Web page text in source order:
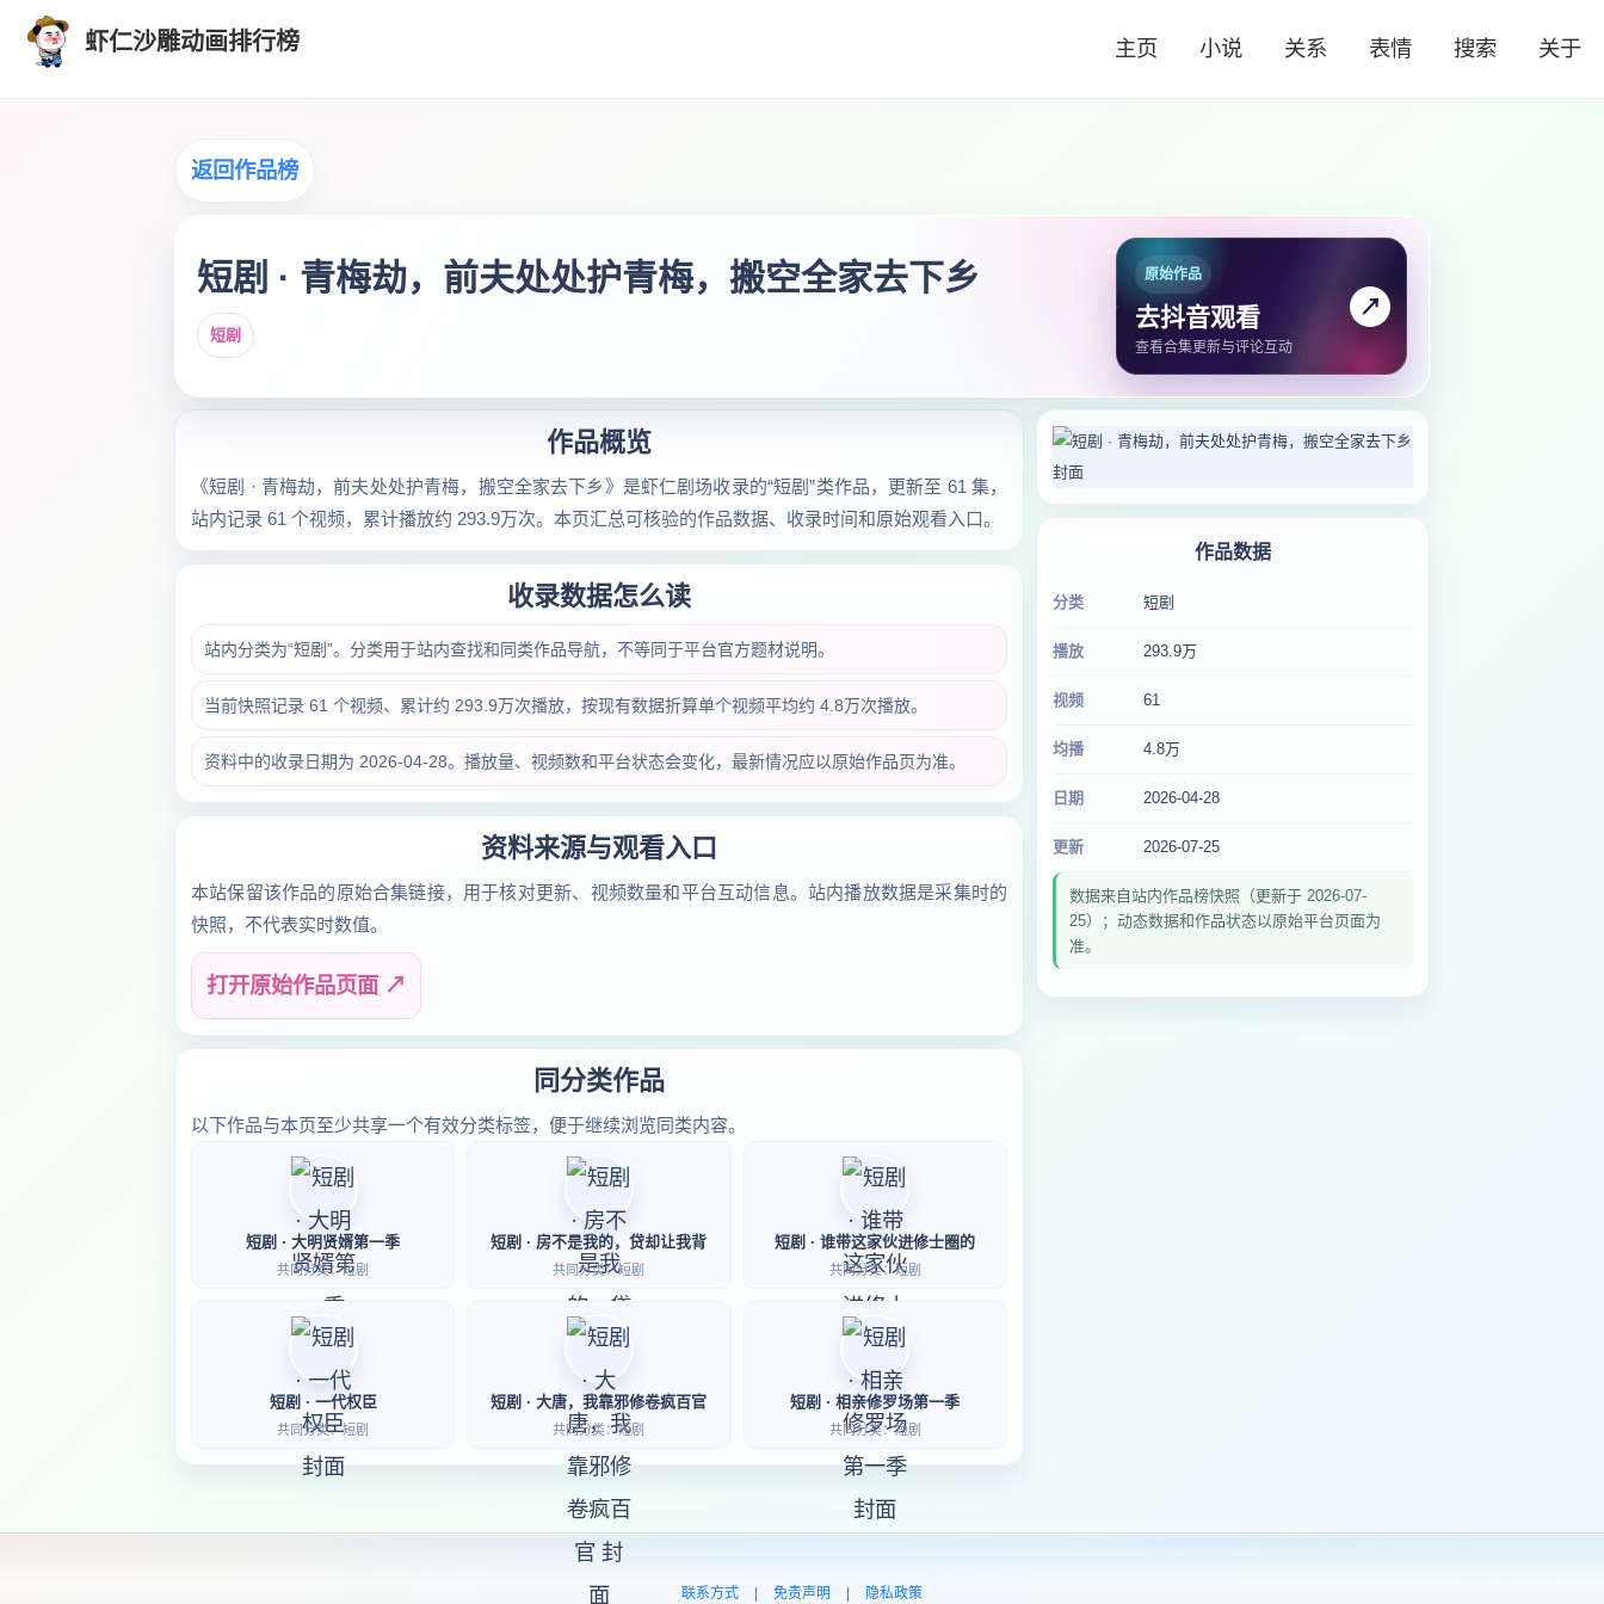
虾仁沙雕动画排行榜 主页 小说 关系 表情 搜索 关于
返回作品榜
短剧 · 青梅劫，前夫处处护青梅，搬空全家去下乡
短剧
原始作品
去抖音观看
查看合集更新与评论互动
↗
作品概览
《短剧 · 青梅劫，前夫处处护青梅，搬空全家去下乡》是虾仁剧场收录的“短剧”类作品，更新至 61 集，
站内记录 61 个视频，累计播放约 293.9万次。本页汇总可核验的作品数据、收录时间和原始观看入口。
收录数据怎么读
站内分类为“短剧”。分类用于站内查找和同类作品导航，不等同于平台官方题材说明。
当前快照记录 61 个视频、累计约 293.9万次播放，按现有数据折算单个视频平均约 4.8万次播放。
资料中的收录日期为 2026-04-28。播放量、视频数和平台状态会变化，最新情况应以原始作品页为准。
资料来源与观看入口
本站保留该作品的原始合集链接，用于核对更新、视频数量和平台互动信息。站内播放数据是采集时的
快照，不代表实时数值。
打开原始作品页面 ↗
同分类作品
以下作品与本页至少共享一个有效分类标签，便于继续浏览同类内容。
短剧 · 大明贤婿第一季
共同分类：短剧
短剧 · 房不是我的，贷却让我背
共同分类：短剧
短剧 · 谁带这家伙进修士圈的
共同分类：短剧
短剧 · 一代权臣
共同分类：短剧
短剧 · 大唐，我靠邪修卷疯百官
共同分类：短剧
短剧 · 相亲修罗场第一季
共同分类：短剧
作品数据
分类 短剧
播放 293.9万
视频 61
均播 4.8万
日期 2026-04-28
更新 2026-07-25
数据来自站内作品榜快照（更新于 2026-07-
25）；动态数据和作品状态以原始平台页面为
准。
联系方式 免责声明 隐私政策